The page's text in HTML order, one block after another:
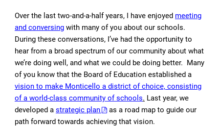
Over the last two-and-a-half years, I have enjoyed meeting
and conversing with many of you about our schools.
During these conversations, I’ve had the opportunity to
hear from a broad spectrum of our community about what
we’re doing well, and what we could be doing better. Many
of you know that the Board of Education established a
vision to make Monticello a district of choice, consisting
of a world-class community of schools. Last year, we
developed a strategic plan
as a road map to guide our
path forward towards achieving that vision.